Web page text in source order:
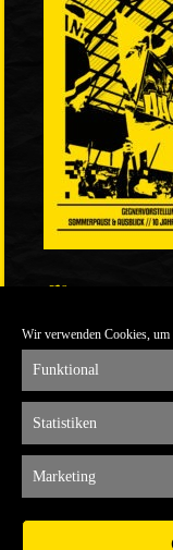
Wir verwenden Cookies, um
Funktional
Statistiken
Marketing
ULTRABLOG DER
ALEMANNIA
ARCHIV
ARCHIV